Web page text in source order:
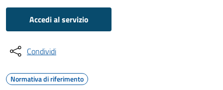
Accedi al servizio
Condividi
Normativa di riferimento